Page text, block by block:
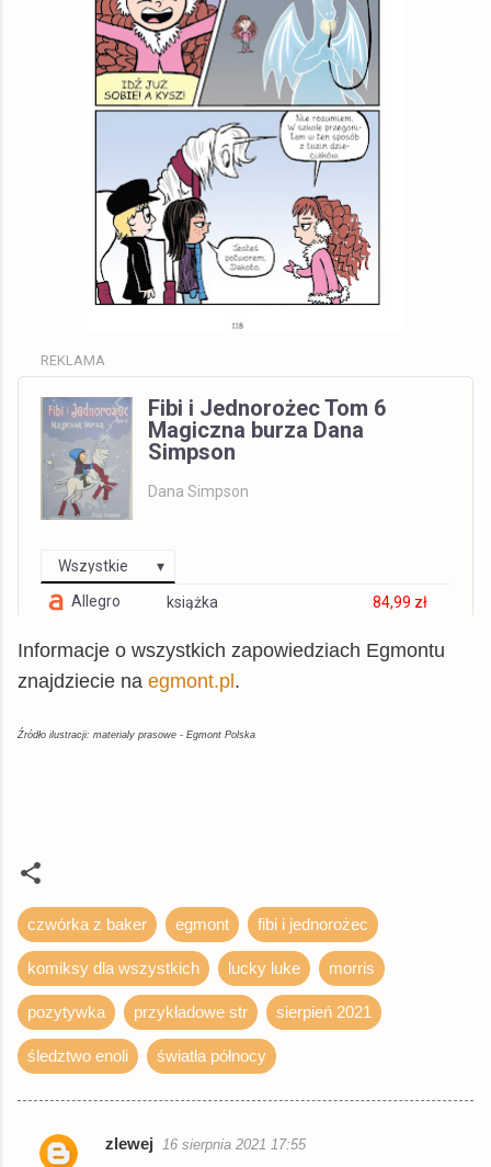
REKLAMA
Fibi i Jednorożec Tom 6
Magiczna burza Dana
Simpson
Dana Simpson
Wszystkie
Allegro
książka 84,99 zł
Informacje o wszystkich zapowiedziach Egmontu
znajdziecie na egmont.pl .
Źródło ilustracji: materialy prasowe - Egmont Polska
czwórka z baker egmont fibi i jednorożec
komiksy dla wszystkich lucky luke morris
pozytywka przykładowe str sierpień 2021
śledztwo enoli światła północy
K
zlewej 16 sierpnia 2021 17:55